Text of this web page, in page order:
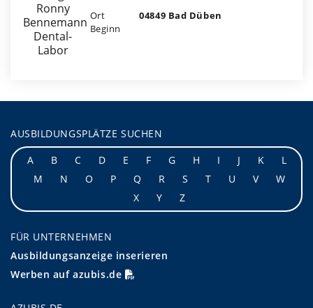
Ort
04849 Bad Düben
Beginn
AUSBILDUNGSPLÄTZE SUCHEN
A
B C D E F G H I J K
L
M
N O P Q R S T U V
W
X
Y Z
FÜR UNTERNEHMEN
Ausbildungsanzeige inserieren
Werben auf azubis.de